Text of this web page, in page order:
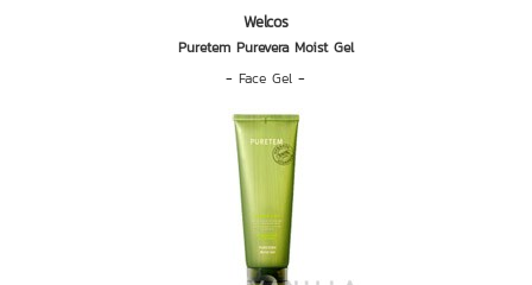
Welcos
Puretem Purevera Moist Gel
-Face Gel -